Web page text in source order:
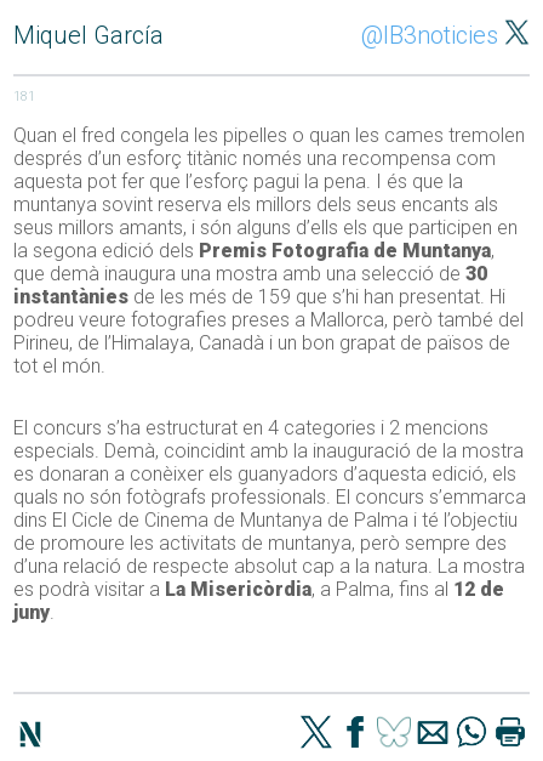
Miquel García @IB3noticies
181
Quan el fred congela les pipelles o quan les cames tremolen
després d’un esforç titànic només una recompensa com
aquesta pot fer que l’esforç pagui la pena. I és que la
muntanya sovint reserva els millors dels seus encants als
seus millors amants, i són alguns d’ells els que participen en
la segona edició dels Premis Fotografia de Muntanya,
que demà inaugura una mostra amb una selecció de 30
instantànies de les més de 159 que s’hi han presentat. Hi
podreu veure fotografies preses a Mallorca, però també del
Pirineu, de l’Himalaya, Canadà i un bon grapat de països de
tot el món.
El concurs s’ha estructurat en 4 categories i 2 mencions
especials. Demà, coincidint amb la inauguració de la mostra
es donaran a conèixer els guanyadors d’aquesta edició, els
quals no són fotògrafs professionals. El concurs s’emmarca
dins El Cicle de Cinema de Muntanya de Palma i té l’objectiu
de promoure les activitats de muntanya, però sempre des
d’una relació de respecte absolut cap a la natura. La mostra
es podrà visitar a La Misericòrdia, a Palma, fins al 12 de
juny